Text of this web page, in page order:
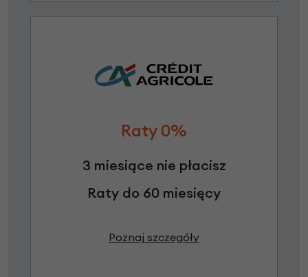
Raty 0%
3 miesiące nie płacisz
Raty do 60 miesięcy
Poznaj szczegóły